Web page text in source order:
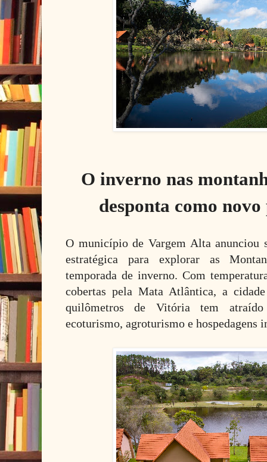
O inverno nas
desponta como
O município de Vargem Alta anunciou
estratégica para explorar as
temporada de inverno. Com
cobertas pela Mata Atlântica, a
quilômetros de Vitória tem
ecoturismo, agroturismo e hospedagens